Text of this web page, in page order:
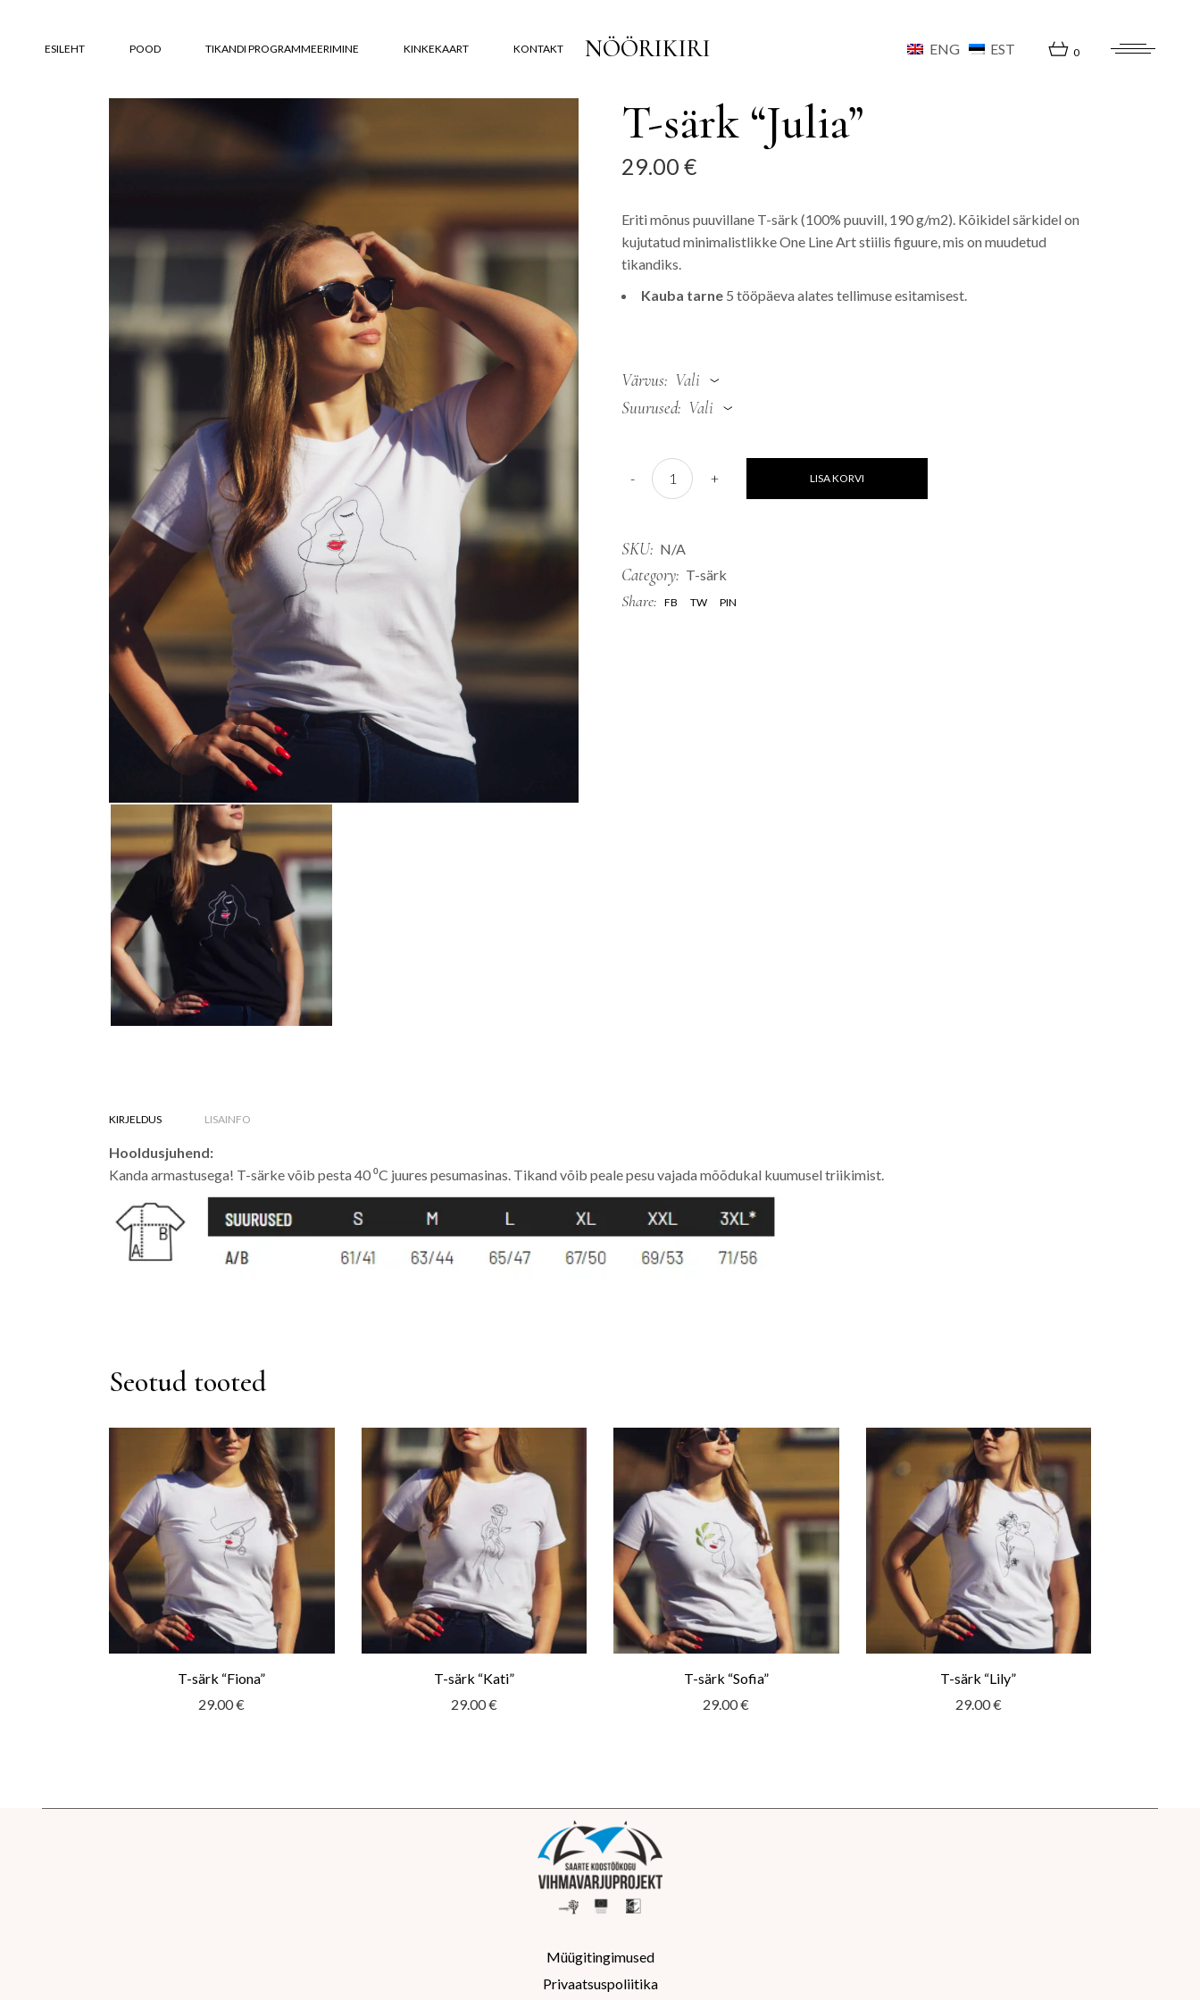
contentESILEHT POOD TIKANDI PROGRAMMEERIMINE KINKEKAART KONTAKT NÖÖRIKIRI ENG EST 0
T-särk “Julia”
29.00 €
Eriti mõnus puuvillane T-särk (100% puuvill, 190 g/m2). Kõikidel särkidel on
kujutatud minimalistlikke One Line Art stiilis figuure, mis on muudetud
tikandiks.
Kauba tarne 5 tööpäeva alates tellimuse esitamisest.
Värvus
Vali
Suurused
Vali
T-särk "Julia" quantity
-
+ LISA KORVI
SKU: N/A
Category: T-särk
Share: FB TW PIN
KIRJELDUS LISAINFO
Hooldusjuhend:
Kanda armastusega! T-särke võib pesta 40 ⁰C juures pesumasinas. Tikand võib peale pesu vajada mõõdukal kuumusel triikimist.
Seotud tooted
T-särk “Fiona”
29.00€
T-särk “Kati”
29.00€
T-särk “Sofia”
29.00€
T-särk “Lily”
29.00€
Müügitingimused
Privaatsuspoliitika